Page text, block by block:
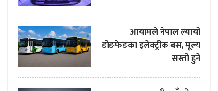
आयामले नेपाल ल्यायो
डोङफेङका इलेक्ट्रीक बस, मूल्य
सस्तो हुने